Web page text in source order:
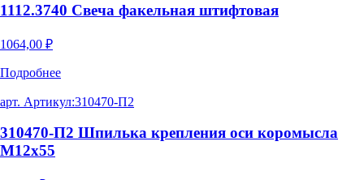
1112.3740 Свеча факельная штифтовая
1064,00 ₽
Подробнее
арт. Артикул:310470-П2
310470-П2 Шпилька крепления оси коромысла
М12х55